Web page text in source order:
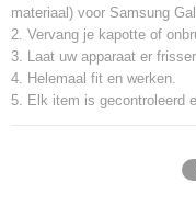
materiaal) voor Samsung
2. Vervang je kapotte of
3. Laat uw apparaat er
4. Helemaal fit en werken.
5. Elk item is gecontroleerd